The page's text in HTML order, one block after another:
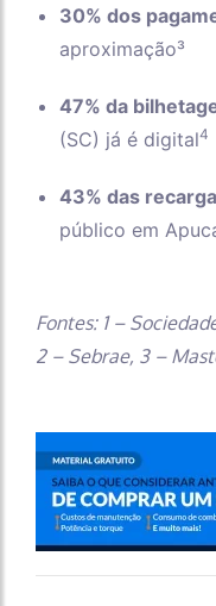
30% dos
aproximação³
47% da
(SC) já é digital4
43% das
público em
Fontes: 1 –
2 – Sebrae, 3 –